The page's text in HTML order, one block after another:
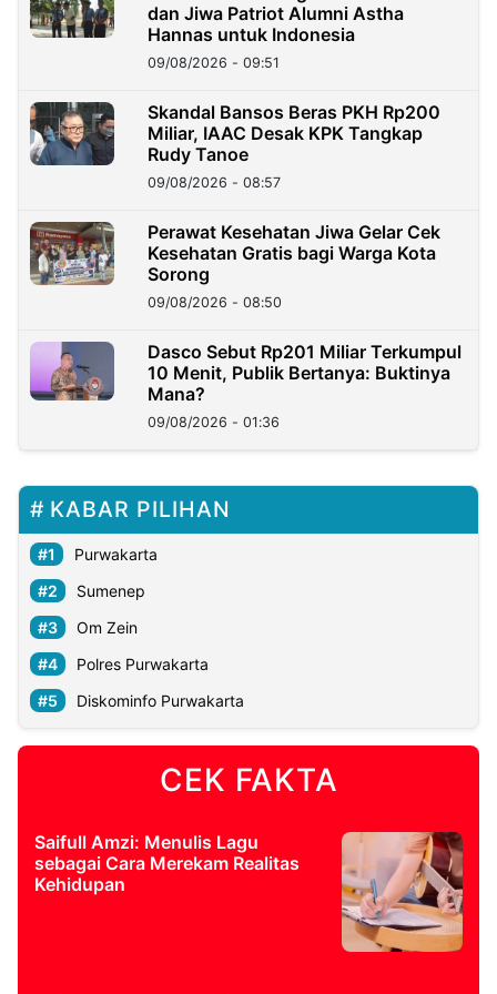
dan Jiwa Patriot Alumni Astha
Hannas untuk Indonesia
09/08/2026 - 09:51
Skandal Bansos Beras PKH Rp200
Miliar, IAAC Desak KPK Tangkap
Rudy Tanoe
09/08/2026 - 08:57
Perawat Kesehatan Jiwa Gelar Cek
Kesehatan Gratis bagi Warga Kota
Sorong
09/08/2026 - 08:50
Dasco Sebut Rp201 Miliar Terkumpul
10 Menit, Publik Bertanya: Buktinya
Mana?
09/08/2026 - 01:36
KABAR PILIHAN
Purwakarta
Sumenep
Om Zein
Polres Purwakarta
Diskominfo Purwakarta
CEK FAKTA
Saifull Amzi: Menulis Lagu
sebagai Cara Merekam Realitas
Kehidupan